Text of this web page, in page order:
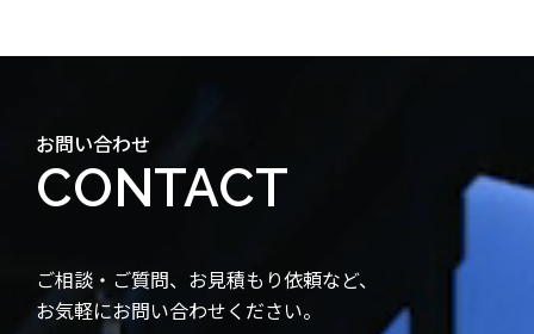
お問い合わせ
CONTACT
ご相談・ご質問、お見積もり依頼など、
お気軽にお問い合わせください。